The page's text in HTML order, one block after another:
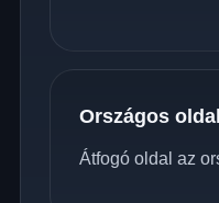
Országos oldal
Átfogó oldal az